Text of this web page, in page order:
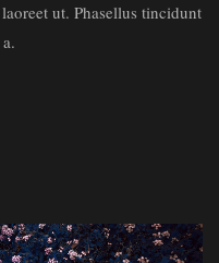
ut. Phasellus tincidunt